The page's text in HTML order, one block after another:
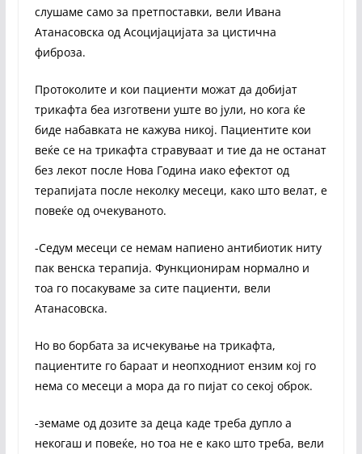
слушаме само за претпоставки, вели Ивана
Атанасовска од Асоцијацијата за цистична
фиброза.
Протоколите и кои пациенти можат да добијат
трикафта беа изготвени уште во јули, но кога ќе
биде набавката не кажува никој. Пациентите кои
веќе се на трикафта стравуваат и тие да не останат
без лекот после Нова Година иако ефектот од
терапијата после неколку месеци, како што велат, е
повеќе од очекуваното.
-Седум месеци се немам напиено антибиотик ниту
пак венска терапија. Функционирам нормално и
тоа го посакуваме за сите пациенти, вели
Атанасовска.
Но во борбата за исчекување на трикафта,
пациентите го бараат и неопходниот ензим кој го
нема со месеци а мора да го пијат со секој оброк.
-земаме од дозите за деца каде треба дупло а
некогаш и повеќе, но тоа не е како што треба, вели